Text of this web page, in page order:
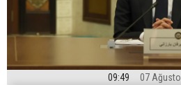
09:49 07